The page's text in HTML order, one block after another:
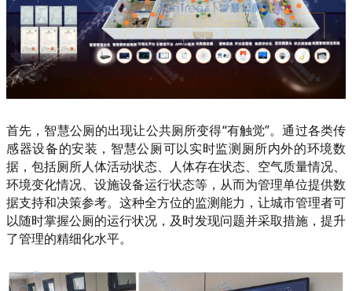
首先，智慧公厕的出现让公共厕所变得“有触觉”。通过各类传
感器设备的安装，智慧公厕可以实时监测厕所内外的环境数
据，包括厕所人体活动状态、人体存在状态、空气质量情况、
环境变化情况、设施设备运行状态等，从而为管理单位提供数
据支持和决策参考。这种全方位的监测能力，让城市管理者可
以随时掌握公厕的运行状况，及时发现问题并采取措施，提升
了管理的精细化水平。